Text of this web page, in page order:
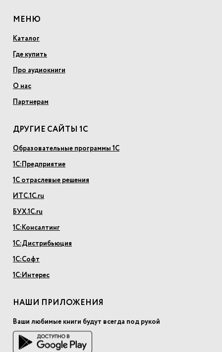
МЕНЮ
Каталог
Где купить
Про аудиокниги
О нас
Партнерам
ДРУГИЕ САЙТЫ 1С
Образовательные программы 1С
1С:Предприятие
1С отраслевые решения
ИТС.1С.ru
БУХ.1С.ru
1С:Консалтинг
1С:Дистрибьюция
1С:Софт
1С:Интерес
НАШИ ПРИЛОЖЕНИЯ
Ваши любимые книги будут всегда под рукой